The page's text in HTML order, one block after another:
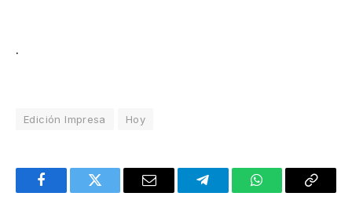
.
Edición Impresa Hoy
FacebookTwitter Email TelegramWhatsAppCopy